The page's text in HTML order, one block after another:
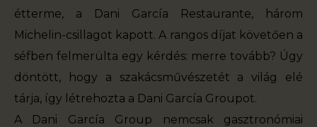
étterme, a Dani García Restaurante, három
Michelin-csillagot kapott. A rangos díjat követően a
séfben felmerülta egy kérdés: merre tovább? Úgy
döntött, hogy a szakácsművészetét a világ elé
tárja, így létrehozta a Dani García Groupot.
A Dani García Group nemcsak gasztronómiai